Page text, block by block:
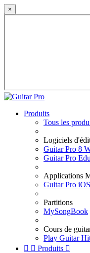
×
Produits
Tous les
Logiciels
Guitar Pro 8
Guitar Pro
Applications
Guitar Pro
Partitions
MySongBook
Cours de
Play Guitar
  Produits 